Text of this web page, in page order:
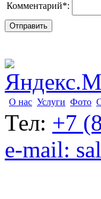
Комментарий*:
О нас Услуги Фото
Тел: +7
e-mail: